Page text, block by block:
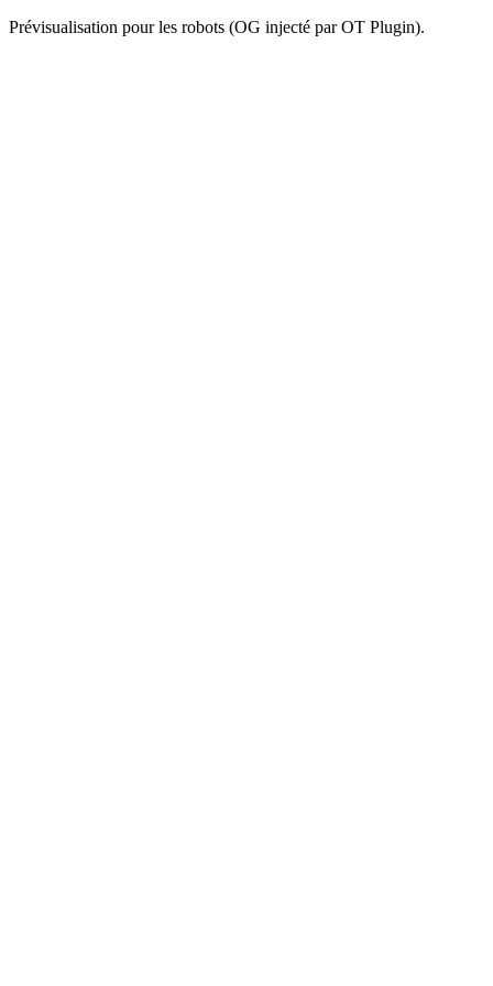
Prévisualisation pour les robots (OG injecté par OT Plugin).